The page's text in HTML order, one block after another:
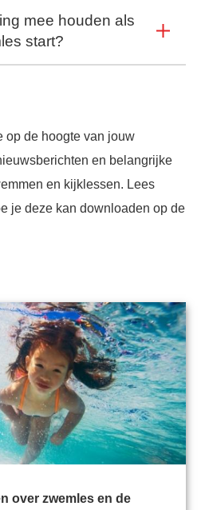
mee houden als
start?
op de hoogte van jouw
en belangrijke
en kijklessen. Lees
je deze kan downloaden op de
over zwemles en de